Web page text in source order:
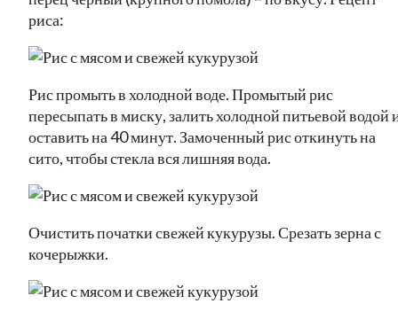
риса:
Рис промыть в холодной воде. Промытый рис
пересыпать в миску, залить холодной питьевой водой
оставить на 40 минут. Замоченный рис откинуть на
сито, чтобы стекла вся лишняя вода.
Очистить початки свежей кукурузы. Срезать зерна с
кочерыжки.